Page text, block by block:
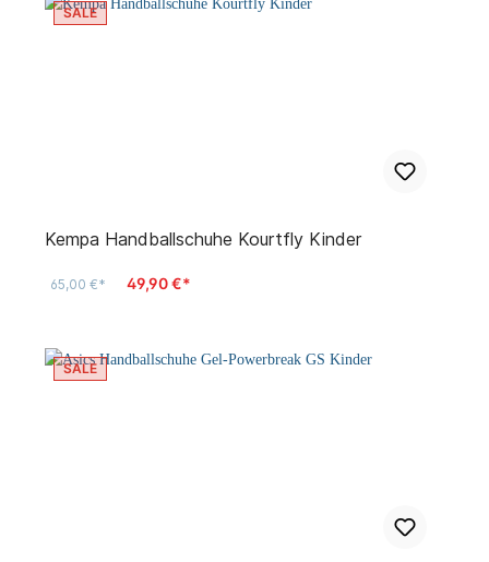
SALE
Kempa Handballschuhe Kourtfly Kinder
65,00 €* 49,90 €*
SALE